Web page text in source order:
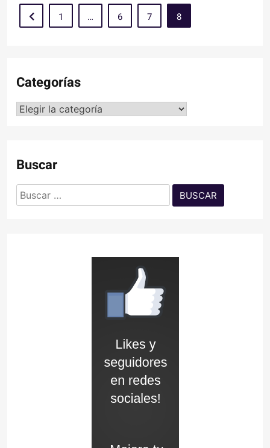
1 … 6 7 8
Categorías
Categorías
Buscar
Buscar: